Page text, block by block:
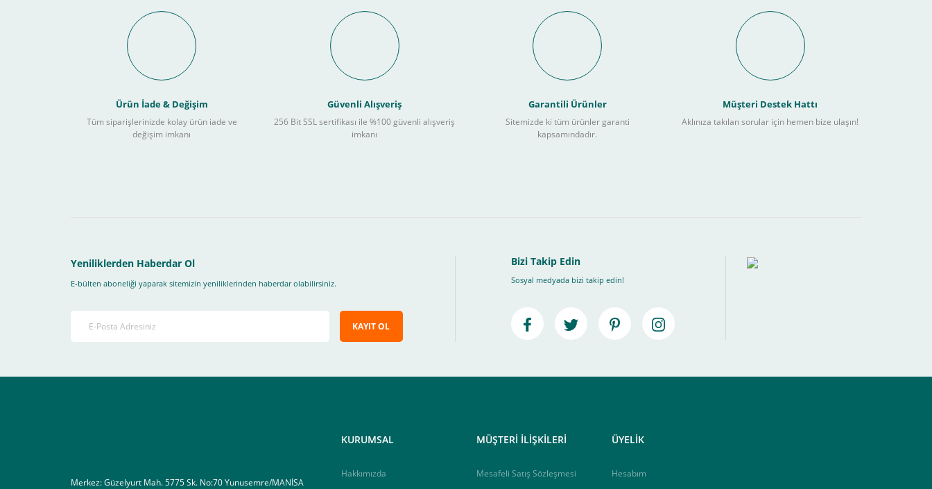
Schneider Electric Sanal POS ile Vade Farksız Taksit Ödeme İmkanı Nasıl
Kullanılır ?
Sitemizden yapacağınız tüm alışverişlerde aşağıdaki adımları takip ederek peşin fiyatına 3 Taksit seçenekleri bankaya göre değişebilir
4-Son olarak siparişi vermiş olduğunuz e-posta adresinize ileteceğimiz link üzerinden tıklayarak 3D Secure güvenli ödeme ile ödemenizi tamamlayabilirsiniz ,
Ürün İade & Değişim
Tüm siparişlerinizde kolay ürün iade ve
değişim imkanı
Güvenli Alışveriş
256 Bit SSL sertifikası ile %100 güvenli alışveriş
imkanı
Garantili Ürünler
Sitemizde ki tüm ürünler garanti
kapsamındadır.
Müşteri Destek Hattı
Aklınıza takılan sorular için hemen bize ulaşın!
Yeniliklerden Haberdar Ol
E-bülten aboneliği yaparak sitemizin yeniliklerinden haberdar olabilirsiniz.
KAYIT OL
Bizi Takip Edin
Sosyal medyada bizi takip edin!
Merkez: Güzelyurt Mah. 5775 Sk. No:70 Yunusemre/MANİSA
KURUMSAL
Hakkımızda
MÜŞTERİ İLİŞKİLERİ
Mesafeli Satış Sözleşmesi
ÜYELİK
Hesabım